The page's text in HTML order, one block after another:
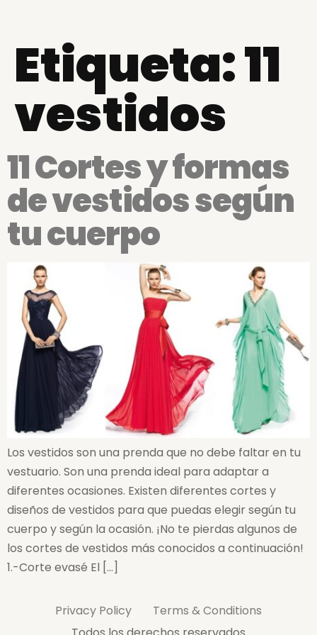
Etiqueta:11
vestidos
11 Cortes y formas
de vestidos según
tu cuerpo
Los vestidos son una prenda que no debe faltar en tu
vestuario. Son una prenda ideal para adaptar a
diferentes ocasiones. Existen diferentes cortes y
diseños de vestidos para que puedas elegir según tu
cuerpo y según la ocasión. ¡No te pierdas algunos de
los cortes de vestidos más conocidos a continuación!
1.-Corte evasé El […]
Privacy Policy
Terms & Conditions